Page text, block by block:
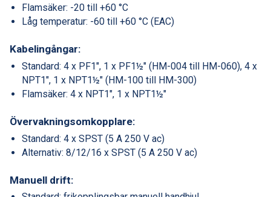
Flamsäker: -20 till +60 °C
Låg temperatur: -60 till +60 °C (EAC)
Kabelingångar:
Standard: 4 x PF1″, 1 x PF1½″ (HM-004 till HM-060), 4 x
NPT1″, 1 x NPT1½″ (HM-100 till HM-300)
Flamsäker: 4 x NPT1″, 1 x NPT1½″
Övervakningsomkopplare:
Standard: 4 x SPST (5 A 250 V ac)
Alternativ: 8/12/16 x SPST (5 A 250 V ac)
Manuell drift: